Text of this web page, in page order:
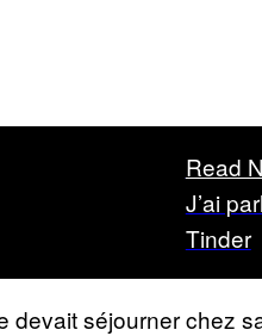
Read
J’ai
Tinder
devait séjourner chez